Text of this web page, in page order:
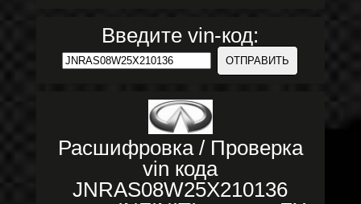
Введите vin-код:
Расшифровка / Проверка
vin кода
JNRAS08W25X210136